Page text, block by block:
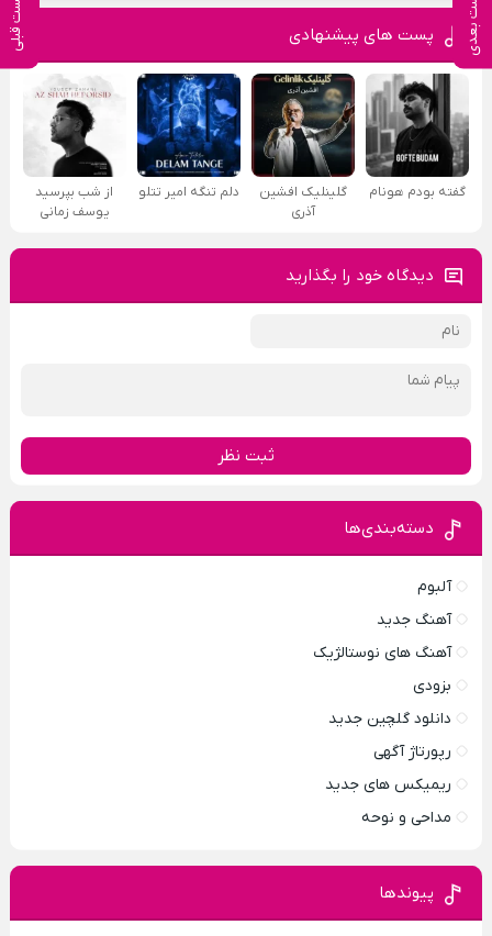
پست بعدی پست قبلی پست های پیشنهادی
گفته بودم هونام
گلینلیک افشین
آذری
دلم تنگه امیر تتلو
از شب بپرسید
یوسف زمانی
دیدگاه خود را بگذارید
ثبت نظر
دسته‌بندی‌ها
آلبوم
آهنگ جدید
آهنگ های نوستالژیک
بزودی
دانلود گلچین جدید
رپورتاژ آگهی
ریمیکس های جدید
مداحی و نوحه
پیوندها